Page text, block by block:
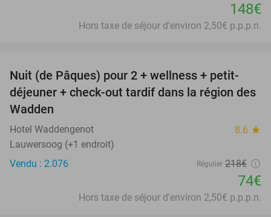
148€
Hors taxe de séjour d'environ 2,50€ p.p.p.n.
66%
Nuit (de Pâques) pour 2 + wellness + petit-
déjeuner + check-out tardif dans la région des
Wadden
Hotel Waddengenot 8.6 star
Lauwersoog (+1 endroit)
Vendu : 2.076
Régulier 218€
74€
Hors taxe de séjour d'environ 2,50€ p.p.p.n.